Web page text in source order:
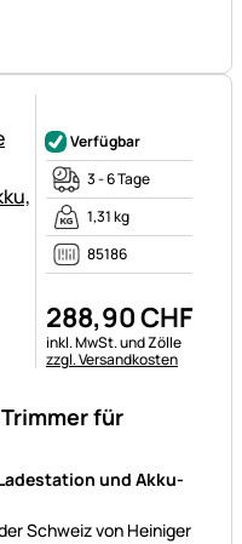
für
und Akku-
Schweiz von Heiniger
Verfügbar
3 - 6 Tage
1,31 kg
85186
288,90CHF
Steuerhinweis:
inkl. MwSt. und Zölle
zzgl. Versandkosten